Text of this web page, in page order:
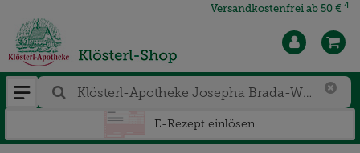
Versandkostenfrei ab 50 € 4
E-Rezept einlösen